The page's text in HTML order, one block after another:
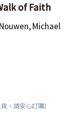
of Faith
Michael
，請安心訂購)